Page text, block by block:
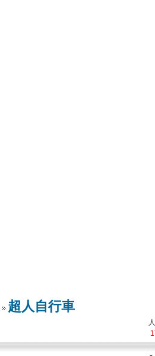
超人自行車